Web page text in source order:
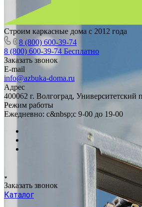
Строим каркасные дома с 2012 года
8 (800) 600-39-74
8 (800) 600-39-74 Бесплатно
Заказать звонок
E-mail
info@azbuka-doma.ru
Адрес
400062 г. Волгоград,
Режим работы
Ежедневно: с&nbsp;с 9-00 до 19-00
Заказать звонок
Каталог